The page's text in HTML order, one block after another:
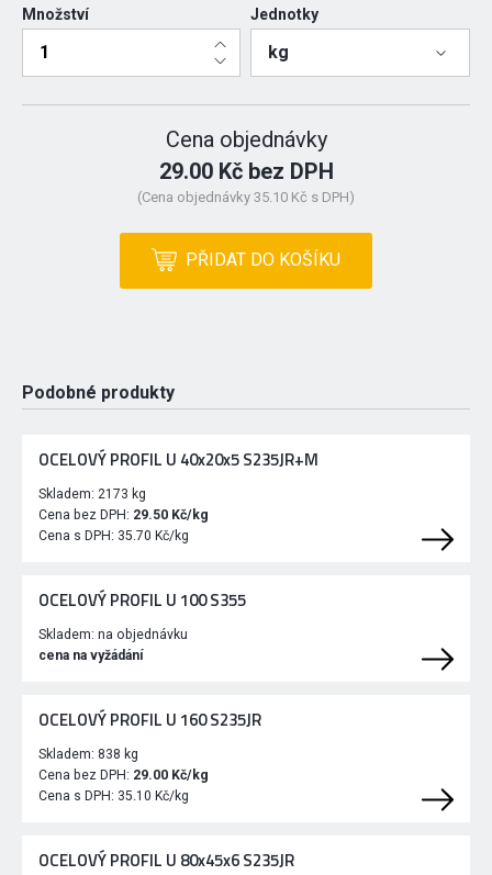
Množství Jednotky
kg
Cena objednávky
29.00 Kč bez DPH
(Cena objednávky 35.10 Kč s DPH)
PŘIDAT DO KOŠÍKU
Podobné produkty
OCELOVÝ PROFIL U 40x20x5 S235JR+M
Skladem: 2173 kg
Cena bez DPH: 29.50 Kč/kg
Cena s DPH: 35.70 Kč/kg
OCELOVÝ PROFIL U 100 S355
Skladem: na objednávku
cena na vyžádání
OCELOVÝ PROFIL U 160 S235JR
Skladem: 838 kg
Cena bez DPH: 29.00 Kč/kg
Cena s DPH: 35.10 Kč/kg
OCELOVÝ PROFIL U 80x45x6 S235JR